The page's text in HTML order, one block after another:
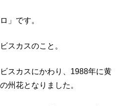
」です。
スカスのこと。
スカスにかわり、1988年に黄
州花となりました。